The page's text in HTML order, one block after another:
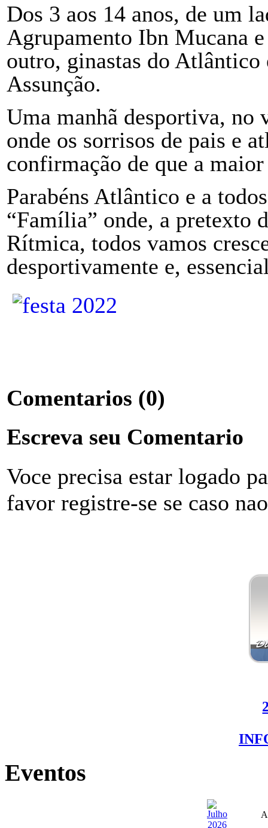
Dos 3 aos 14 anos, de um
Agrupamento Ibn Mucana
outro, ginastas do Atlântico
Assunção.
Uma manhã desportiva, no
onde os sorrisos de pais e
confirmação de que a
Parabéns Atlântico e a
“Família” onde, a pretexto
Rítmica, todos vamos
desportivamente e,
Comentarios (0)
Escreva seu Comentario
Voce precisa estar logado
favor registre-se se caso
Eventos